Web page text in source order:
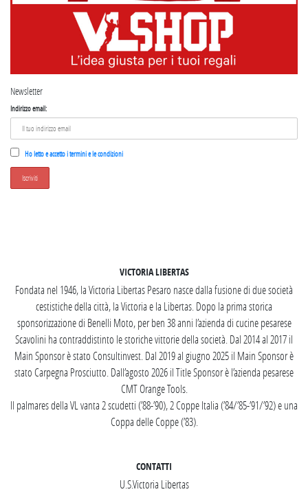
Newsletter
Indirizzo email:
Ho letto e accetto i termini e le condizioni
VICTORIA LIBERTAS
Fondata nel 1946, la Victoria Libertas Pesaro nasce dalla fusione di due società
cestistiche della città, la Victoria e la Libertas. Dopo la prima storica
sponsorizzazione di Benelli Moto, per ben 38 anni l’azienda di cucine pesarese
Scavolini ha contraddistinto le storiche vittorie della società. Dal 2014 al 2017 il
Main Sponsor è stato Consultinvest. Dal 2019 al giugno 2025 il Main Sponsor è
stato Carpegna Prosciutto. Dall’agosto 2026 il Title Sponsor è l’azienda pesarese
CMT Orange Tools.
Il palmares della VL vanta 2 scudetti (’88-’90), 2 Coppe Italia (’84/’85-’91/’92) e una
Coppa delle Coppe (’83).
CONTATTI
U.S.Victoria Libertas